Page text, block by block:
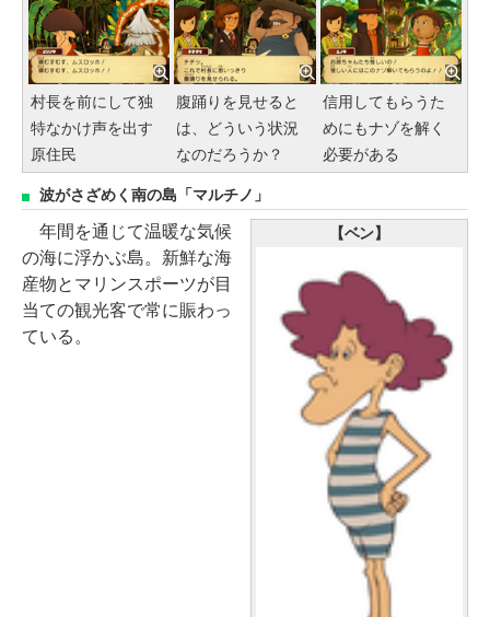
村長を前にして独
特なかけ声を出す
原住民
腹踊りを見せると
は、どういう状況
なのだろうか？
信用してもらうた
めにもナゾを解く
必要がある
波がさざめく南の島「マルチノ」
【ベン】
年間を通じて温暖な気候
の海に浮かぶ島。新鮮な海
産物とマリンスポーツが目
当ての観光客で常に賑わっ
ている。